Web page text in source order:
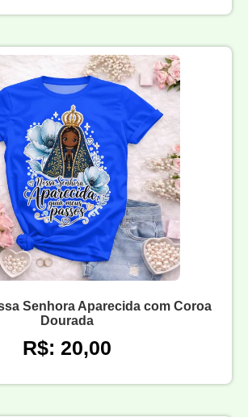
Senhora Aparecida com Coroa
Dourada
R$: 20,00